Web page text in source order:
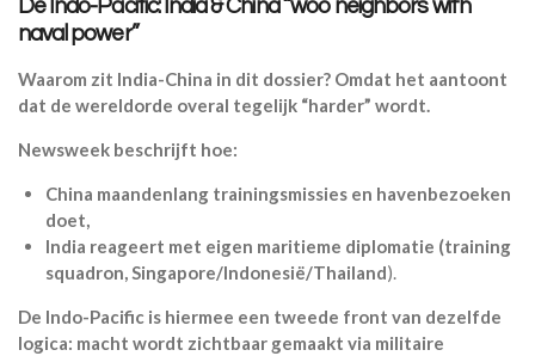
De Indo-Pacific: India & China “woo neighbors with
naval power”
Waarom zit India-China in dit dossier? Omdat het aantoont
dat de wereldorde overal tegelijk “harder” wordt.
Newsweek beschrijft hoe:
China maandenlang trainingsmissies en havenbezoeken
doet,
India reageert met eigen maritieme diplomatie (training
squadron, Singapore/Indonesië/Thailand).
De Indo-Pacific is hiermee een tweede front van dezelfde
logica: macht wordt zichtbaar gemaakt via militaire